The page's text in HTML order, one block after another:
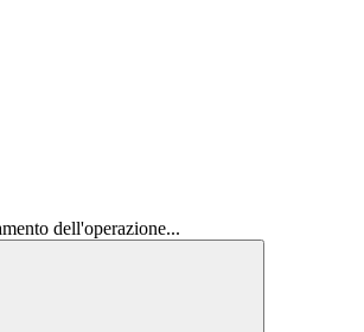
dell'operazione...